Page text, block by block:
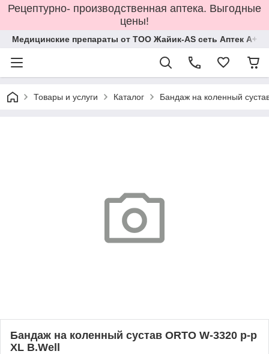
Рецептурно- производственная аптека. Выгодные
цены!
Медицинские препараты от ТОО Жайик-AS сеть Аптек А+
Товары и услуги Каталог Бандаж на коленный
Бандаж на коленный сустав ORTO W-3320 р-р
XL B.Well